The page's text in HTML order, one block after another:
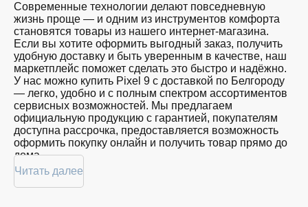
Современные технологии делают повседневную
жизнь проще — и одним из инструментов комфорта
становятся товары из нашего интернет-магазина.
Если вы хотите оформить выгодный заказ, получить
удобную доставку и быть уверенным в качестве, наш
маркетплейс поможет сделать это быстро и надёжно.
У нас можно купить Pixel 9 с доставкой по Белгороду
— легко, удобно и с полным спектром ассортиментов
сервисных возможностей. Мы предлагаем
официальную продукцию с гарантией, покупателям
доступна рассрочка, предоставляется возможность
оформить покупку онлайн и получить товар прямо до
дома.
Покупателям доступна покупка Pixel 9 по
привлекательной цене: мы регулярно обновляем
Читать далее